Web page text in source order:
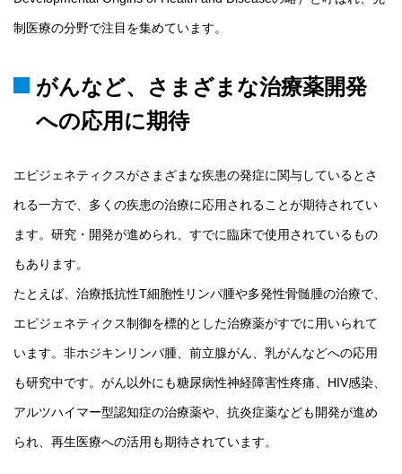
制医療の分野で注目を集めています。
がんなど、さまざまな治療薬開発
への応用に期待
エピジェネティクスがさまざまな疾患の発症に関与しているとさ
れる一方で、多くの疾患の治療に応用されることが期待されてい
ます。研究・開発が進められ、すでに臨床で使用されているもの
もあります。
たとえば、治療抵抗性T細胞性リンパ腫や多発性骨髄腫の治療で、
エピジェネティクス制御を標的とした治療薬がすでに用いられて
います。非ホジキンリンパ腫、前立腺がん、乳がんなどへの応用
も研究中です。がん以外にも糖尿病性神経障害性疼痛、HIV感染、
アルツハイマー型認知症の治療薬や、抗炎症薬なども開発が進め
られ、再生医療への活用も期待されています。